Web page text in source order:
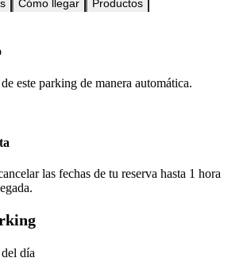
Cómo llegar Productos
este parking de manera automática.
las fechas de tu reserva hasta 1 hora
día